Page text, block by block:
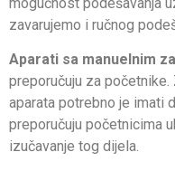
zavarujemo i ručnog
Aparati sa manuelnim
preporučuju za
aparata potrebno je imati
preporučuju početnicima
izučavanje tog dijela.